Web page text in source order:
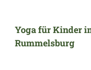
Yoga für Kinder
Rummelsburg